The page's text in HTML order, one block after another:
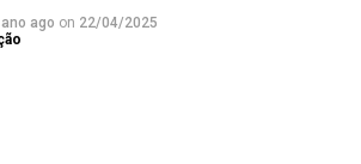
ago on 22/04/2025